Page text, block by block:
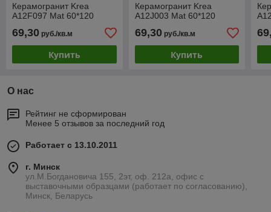
Керамогранит Krea
A12F097 Mat 60*120
69,30 руб./кв.м
Купить
Керамогранит Krea
A12J003 Mat 60*120
69,30руб./кв.м
Купить
О нас
Рейтинг не сформирован
Менее 5 отзывов за последний год
Работает с 13.10.2011
г. Минск
ул.М.Богдановича 155, 2эт, оф. 212а, офис с
выставочными образцами (работает по согласованию),
Минск, Беларусь